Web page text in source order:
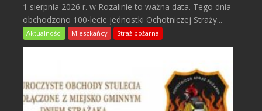
1 sierpnia 2026 r. w Rozalinie to ważna data. Tego dnia
obchodzono 100-lecie jednostki Ochotniczej Straży...
Aktualności Mieszkańcy Straż pożarna